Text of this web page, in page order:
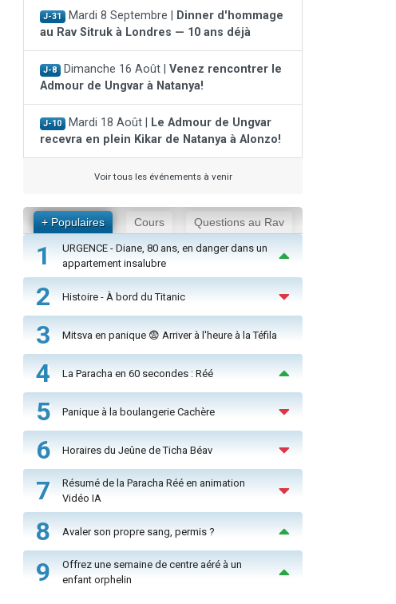
J-31 Mardi 8 Septembre |
Dinner d'hommage
au Rav Sitruk à Londres — 10 ans déjà
J-8 Dimanche 16 Août | Venez rencontrer le
Admour de Ungvar à Natanya!
J-10 Mardi 18 Août |
Le Admour de Ungvar
recevra en plein Kikar de Natanya à Alonzo!
Voir tous les événements à venir
+ Populaires Cours Questions au Rav
1
URGENCE - Diane, 80 ans, en danger dans un
appartement insalubre
2 Histoire - À bord du Titanic
3 Mitsva en panique 😨 Arriver à l'heure à la Téfila
4 La Paracha en 60 secondes : Réé
5 Panique à la boulangerie Cachère
6 Horaires du Jeûne de Ticha Béav
7
Résumé de la Paracha Réé en animation
Vidéo IA
8 Avaler son propre sang, permis ?
9
Offrez une semaine de centre aéré à un
enfant orphelin